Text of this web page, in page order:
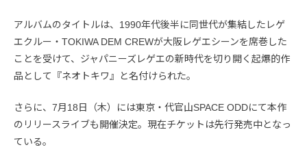
アルバムのタイトルは、1990年代後半に同世代が集結したレゲ
エクルー・TOKIWA DEM CREWが大阪レゲエシーンを席巻した
ことを受けて、ジャパニーズレゲエの新時代を切り開く起爆的作
品として『ネオトキワ』と名付けられた。
さらに、7月18日（木）には東京・代官山SPACE ODDにて本作
のリリースライブも開催決定。現在チケットは先行発売中となっ
ている。